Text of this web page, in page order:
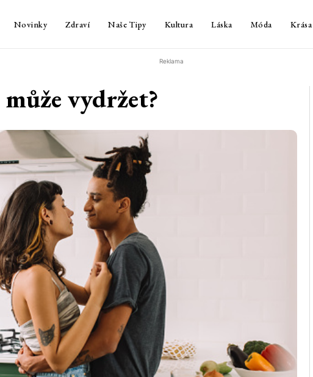
Novinky Zdraví Naše Tipy Kultura Láska Móda Krása
Reklama
vydržet?